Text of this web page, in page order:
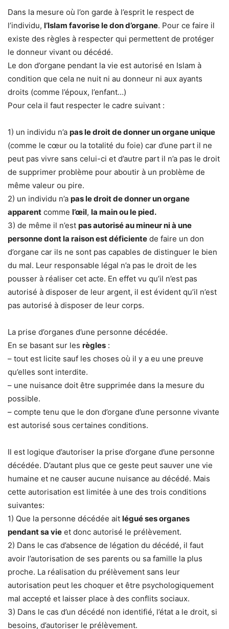
Dans la mesure où l’on garde à l’esprit le respect de
l’individu, l’Islam favorise le don d’organe. Pour ce faire il
existe des règles à respecter qui permettent de protéger
le donneur vivant ou décédé.
Le don d’organe pendant la vie est autorisé en Islam à
condition que cela ne nuit ni au donneur ni aux ayants
droits (comme l’époux, l’enfant…)
Pour cela il faut respecter le cadre suivant :
1) un individu n’a pas le droit de donner un organe unique
(comme le cœur ou la totalité du foie) car d’une part il ne
peut pas vivre sans celui-ci et d’autre part il n’a pas le droit
de supprimer problème pour aboutir à un problème de
même valeur ou pire.
2) un individu n’a pas le droit de donner un organe
apparent comme l’œil, la main ou le pied.
3) de même il n’est pas autorisé au mineur ni à une
personne dont la raison est déficiente de faire un don
d’organe car ils ne sont pas capables de distinguer le bien
du mal. Leur responsable légal n’a pas le droit de les
pousser à réaliser cet acte. En effet vu qu’il n’est pas
autorisé à disposer de leur argent, il est évident qu’il n’est
pas autorisé à disposer de leur corps.
La prise d’organes d’une personne décédée.
En se basant sur les règles :
– tout est licite sauf les choses où il y a eu une preuve
qu’elles sont interdite.
– une nuisance doit être supprimée dans la mesure du
possible.
– compte tenu que le don d’organe d’une personne vivante
est autorisé sous certaines conditions.
Il est logique d’autoriser la prise d’organe d’une personne
décédée. D’autant plus que ce geste peut sauver une vie
humaine et ne causer aucune nuisance au décédé. Mais
cette autorisation est limitée à une des trois conditions
suivantes:
1) Que la personne décédée ait légué ses organes
pendant sa vie et donc autorisé le prélèvement.
2) Dans le cas d’absence de légation du décédé, il faut
avoir l’autorisation de ses parents ou sa famille la plus
proche. La réalisation du prélèvement sans leur
autorisation peut les choquer et être psychologiquement
mal accepté et laisser place à des conflits sociaux.
3) Dans le cas d’un décédé non identifié, l’état a le droit, si
besoins, d’autoriser le prélèvement.